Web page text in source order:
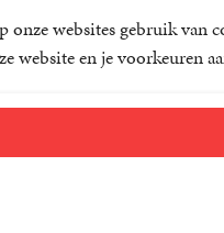
onze websites gebruik van
website en je voorkeuren